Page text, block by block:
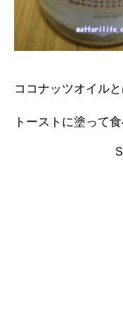
ココナッツオイル
トーストに塗って